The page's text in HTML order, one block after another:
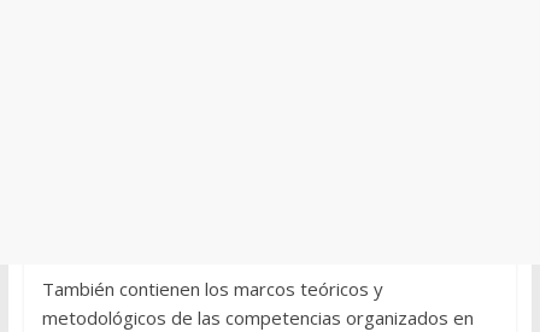
También contienen los marcos teóricos y
metodológicos de las competencias organizados en